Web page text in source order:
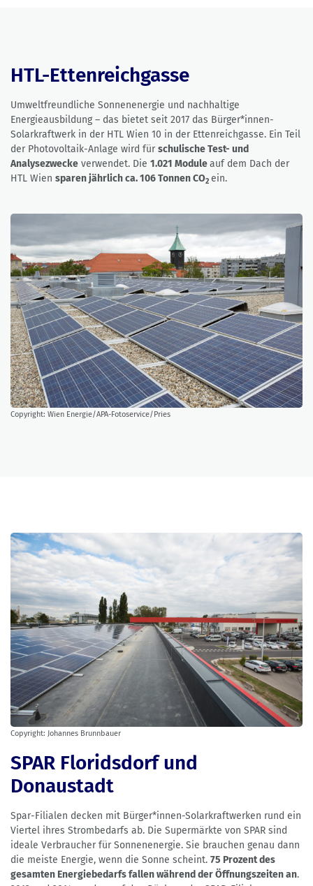
HTL-Ettenreichgasse
Umweltfreundliche Sonnenenergie und nachhaltige
Energieausbildung – das bietet seit 2017 das Bürger*innen-
Solarkraftwerk in der HTL Wien 10 in der Ettenreichgasse. Ein Teil
der Photovoltaik-Anlage wird fürschulische Test- und
Analysezwecke verwendet. Die 1.021 Moduleauf dem Dach der
HTL Wien sparen jährlich ca. 106 Tonnen CO2 ein.
Copyright: Wien Energie/APA-Fotoservice/Pries
Copyright: Johannes Brunnbauer
SPAR Floridsdorf und
Donaustadt
Spar-Filialen decken mit Bürger*innen-Solarkraftwerken rund ein
Viertel ihres Strombedarfs ab. Die Supermärkte von SPAR sind
ideale Verbraucher für Sonnenenergie. Sie brauchen genau dann
die meiste Energie, wenn die Sonne scheint. 75 Prozent des
gesamten Energiebedarfs fallen während der Öffnungszeiten an.